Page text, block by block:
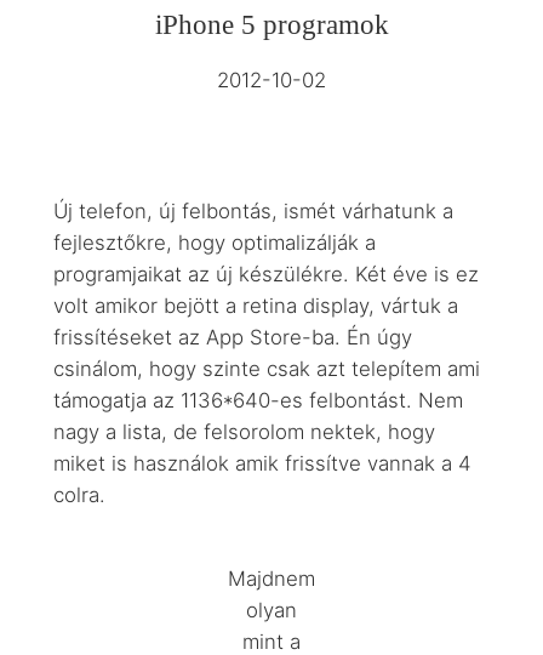
iPhone 5 programok
2012-10-02
Új telefon, új felbontás, ismét várhatunk a
fejlesztőkre, hogy optimalizálják a
programjaikat az új készülékre. Két éve is ez
volt amikor bejött a retina display, vártuk a
frissítéseket az App Store-ba. Én úgy
csinálom, hogy szinte csak azt telepítem ami
támogatja az 1136*640-es felbontást. Nem
nagy a lista, de felsorolom nektek, hogy
miket is használok amik frissítve vannak a 4
colra.
Majdnem
olyan
mint a